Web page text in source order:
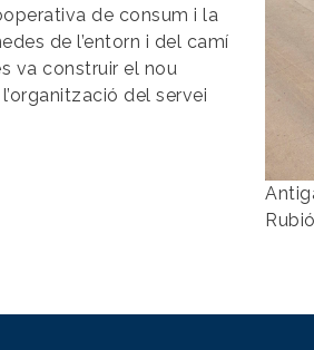
de consum i la
de l’entorn i del camí
va construir el nou
del servei